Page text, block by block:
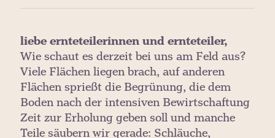
liebe ernteteilerinnen und ernteteiler,
Wie schaut es derzeit bei uns am Feld aus?
Viele Flächen liegen brach, auf anderen
Flächen sprießt die Begrünung, die dem
Boden nach der intensiven Bewirtschaftung
Zeit zur Erholung geben soll und manche
Teile säubern wir gerade: Schläuche,